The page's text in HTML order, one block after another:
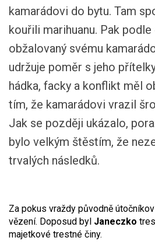
kamarádovi do bytu. Tam
kouřili marihuanu. Pak
obžalovaný svému
udržuje poměr s jeho
hádka, facky a konflikt měl
tím, že kamarádovi vrazil
Jak se později ukázalo,
bylo velkým štěstím, že
trvalých následků.
Za pokus vraždy původně
vězení. Doposud byl Janeczko
majetkové trestné činy.